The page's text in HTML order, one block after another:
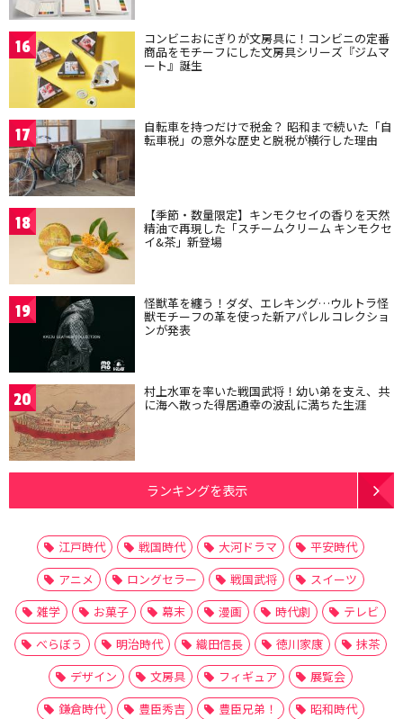
16 コンビニおにぎりが文房具に！コンビニの定番
商品をモチーフにした文房具シリーズ『ジムマ
ート』誕生
17 自転車を持つだけで税金？ 昭和まで続いた「自
転車税」の意外な歴史と脱税が横行した理由
18 【季節・数量限定】キンモクセイの香りを天然
精油で再現した「スチームクリーム キンモクセ
イ&茶」新登場
19 怪獣革を纏う！ダダ、エレキング…ウルトラ怪
獣モチーフの革を使った新アパレルコレクショ
ンが発表
20 村上水軍を率いた戦国武将！幼い弟を支え、共
に海へ散った得居通幸の波乱に満ちた生涯
ランキングを表示
江戸時代 戦国時代 大河ドラマ
平安時代
アニメ
ロングセラー 戦国武将
スイーツ
雑学
お菓子 幕末 漫画 時代劇
テレビ
べらぼう
明治時代 織田信長 徳川家康
抹茶
デザイン
文房具 フィギュア
展覧会
鎌倉時代
豊臣秀吉 豊臣兄弟！
昭和時代